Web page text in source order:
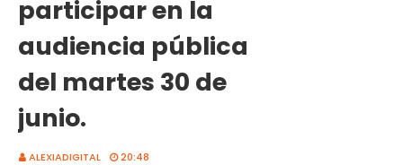
participar en la
audiencia pública
del martes 30 de
junio.
ALEXIADIGITAL 20:48